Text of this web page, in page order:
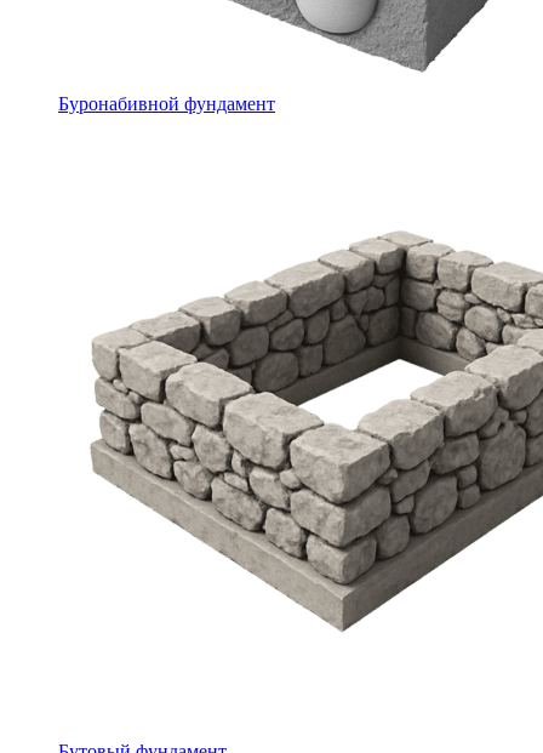
Буронабивной фундамент